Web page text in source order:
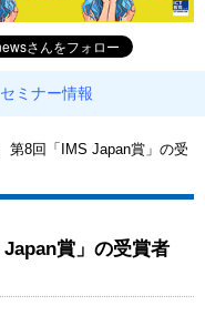
ミナー情報
第8回「IMS Japan賞」の受
賞」の受賞者